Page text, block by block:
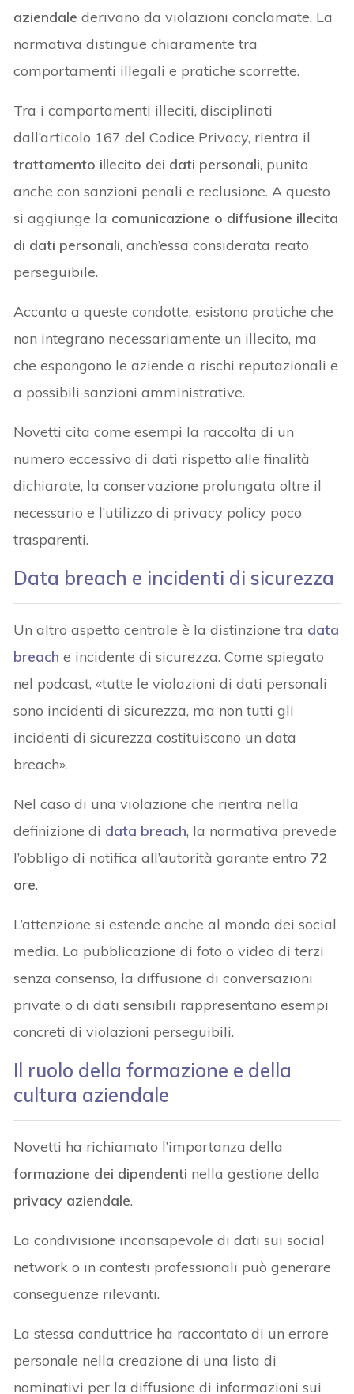
aziendale derivano da violazioni conclamate. La
normativa distingue chiaramente tra
comportamenti illegali e pratiche scorrette.
Tra i comportamenti illeciti, disciplinati
dall’articolo 167 del Codice Privacy, rientra il
trattamento illecito dei dati personali, punito
anche con sanzioni penali e reclusione. A questo
si aggiunge la comunicazione o diffusione illecita
di dati personali, anch’essa considerata reato
perseguibile.
Accanto a queste condotte, esistono pratiche che
non integrano necessariamente un illecito, ma
che espongono le aziende a rischi reputazionali e
a possibili sanzioni amministrative.
Novetti cita come esempi la raccolta di un
numero eccessivo di dati rispetto alle finalità
dichiarate, la conservazione prolungata oltre il
necessario e l’utilizzo di privacy policy poco
trasparenti.
Data breach e incidenti di sicurezza
Un altro aspetto centrale è la distinzione tra data
breach e incidente di sicurezza. Come spiegato
nel podcast, «tutte le violazioni di dati personali
sono incidenti di sicurezza, ma non tutti gli
incidenti di sicurezza costituiscono un data
breach».
Nel caso di una violazione che rientra nella
definizione di data breach, la normativa prevede
l’obbligo di notifica all’autorità garante entro 72
ore.
L’attenzione si estende anche al mondo dei social
media. La pubblicazione di foto o video di terzi
senza consenso, la diffusione di conversazioni
private o di dati sensibili rappresentano esempi
concreti di violazioni perseguibili.
Il ruolo della formazione e della
cultura aziendale
Novetti ha richiamato l’importanza della
formazione dei dipendenti nella gestione della
privacy aziendale.
La condivisione inconsapevole di dati sui social
network o in contesti professionali può generare
conseguenze rilevanti.
La stessa conduttrice ha raccontato di un errore
personale nella creazione di una lista di
nominativi per la diffusione di informazioni sui